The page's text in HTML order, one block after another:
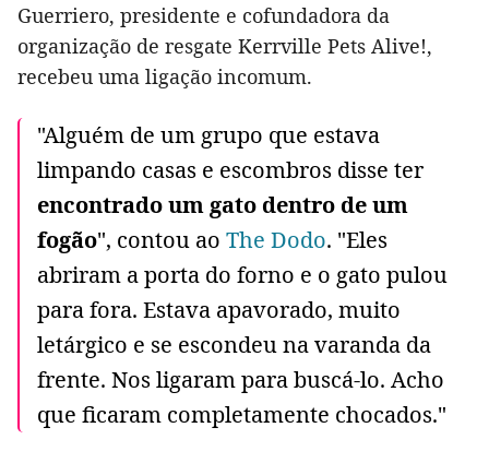
Guerriero, presidente e cofundadora da
organização de resgate Kerrville Pets Alive!,
recebeu uma ligação incomum.
"Alguém de um grupo que estava
limpando casas e escombros disse ter
encontrado um gato dentro de um
fogão", contou ao The Dodo. "Eles
abriram a porta do forno e o gato pulou
para fora. Estava apavorado, muito
letárgico e se escondeu na varanda da
frente. Nos ligaram para buscá-lo. Acho
que ficaram completamente chocados."